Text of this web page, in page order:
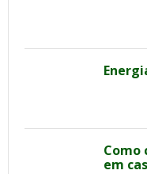
Como
em